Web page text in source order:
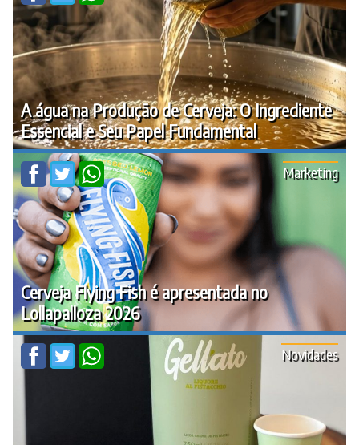
A água na Produção de Cerveja: O Ingrediente
Essencial e Seu Papel Fundamental
Cerveja Flying Fish é apresentada no
Lollapalloza 2026
Marketing
Novidades